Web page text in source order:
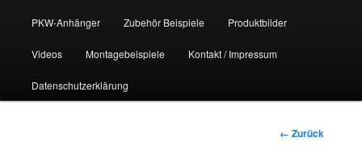
PKW-Anhänger Zubehör Beispiele Produktbilder
Videos Montagebeispiele Kontakt / Impressum
Datenschutzerklärung
Bilder-
← Zurück